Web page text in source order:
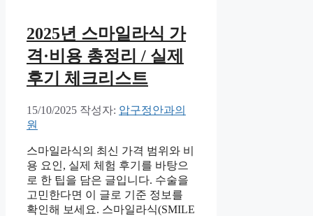
2025년 스마일라식 가
격·비용 총정리 / 실제
후기 체크리스트
15/10/2025 작성자: 압구정안과의
원
스마일라식의 최신 가격 범위와 비
용 요인, 실제 체험 후기를 바탕으
로 한 팁을 담은 글입니다. 수술을
고민한다면 이 글로 기준 정보를
확인해 보세요. 스마일라식(SMILE